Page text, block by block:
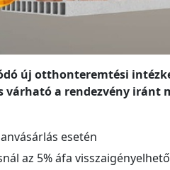
új otthonteremtési
várható a rendezvény iránt
esetén
az 5% áfa visszaigényelhető